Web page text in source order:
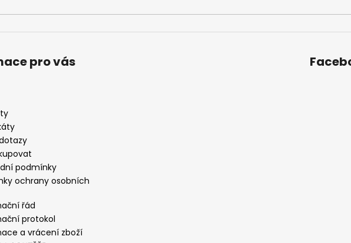
pro vás
podmínky
ochrany osobních
řád
protokol
a vrácení zboží